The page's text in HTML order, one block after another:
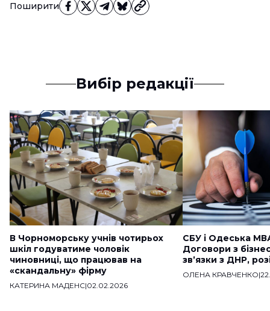
Поширити
Вибір редакції
В Чорноморську учнів чотирьох
шкіл годуватиме чоловік
чиновниці, що працював на
«скандальну» фірму
КАТЕРИНА МАДЕНС|02.02.2026
СБУ і Одеська
Договори з
звʼязки з ДНР,
ОЛЕНА КРАВЧЕНКО|